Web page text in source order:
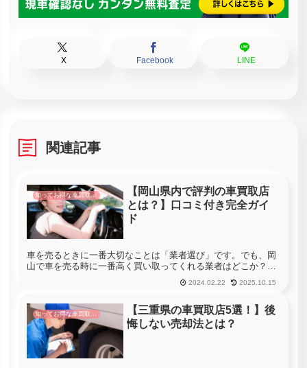
X Facebook LINE
関連記事
知ってお得な車買取情報
【岡山県内で評判の車買取店
とは？】口コミ付き完全ガイ
ド
車を売るときに一番大切なことは「業者選び」です。でも、岡
山で車を売る時に一番高く買い取ってくれる業者はどこか？っ
て聞かれても分からない・・・という方も多いと思います。岡
山には465社の車買取店があります。車を売る時に岡山のすべ
2024.02.22 2025.10.15
知ってお得な車買取情報
【三重県の車買取店5選！】後
悔しない売却法とは？